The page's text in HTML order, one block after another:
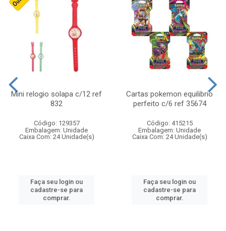
Mini relogio solapa c/12 ref
832
Código: 129357
Embalagem: Unidade
Caixa Com: 24 Unidade(s)
Faça seu login ou
cadastre-se para
comprar.
Cartas pokemon equilibrio
perfeito c/6 ref 35674
Código: 415215
Embalagem: Unidade
Caixa Com: 24 Unidade(s)
Faça seu login ou
cadastre-se para
comprar.